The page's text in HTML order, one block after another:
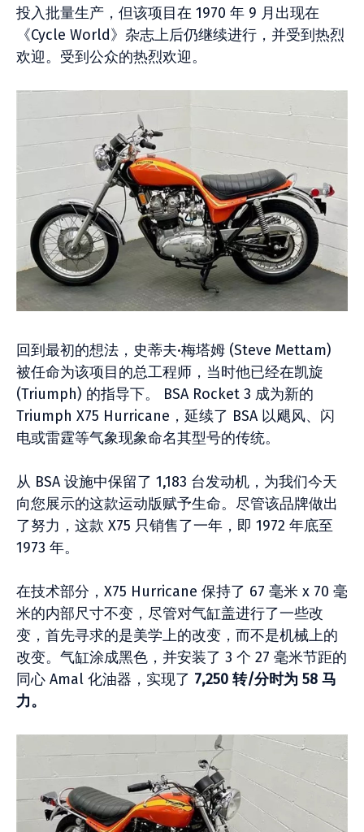
投入批量生产，但该项目在 1970 年 9 月出现在
《Cycle World》杂志上后仍继续进行，并受到热烈
欢迎。受到公众的热烈欢迎。
回到最初的想法，史蒂夫·梅塔姆 (Steve Mettam)
被任命为该项目的总工程师，当时他已经在凯旋
(Triumph) 的指导下。 BSA Rocket 3 成为新的
Triumph X75 Hurricane，延续了 BSA 以飓风、闪
电或雷霆等气象现象命名其型号的传统。
从 BSA 设施中保留了 1,183 台发动机，为我们今天
向您展示的这款运动版赋​​予生命。尽管该品牌做出
了努力，这款 X75 只销售了一年，即 1972 年底至
1973 年。
在技​​术部分，X75 Hurricane 保持了 67 毫米 x 70 毫
米的内部尺寸不变，尽管对气缸盖进行了一些改
变，首先寻求的是美学上的改变，而不是机械上的
改变。气缸涂成黑色，并安装了 3 个 27 毫米节距的
同心 Amal 化油器，实现了 7,250 转/分时为 58 马
力。